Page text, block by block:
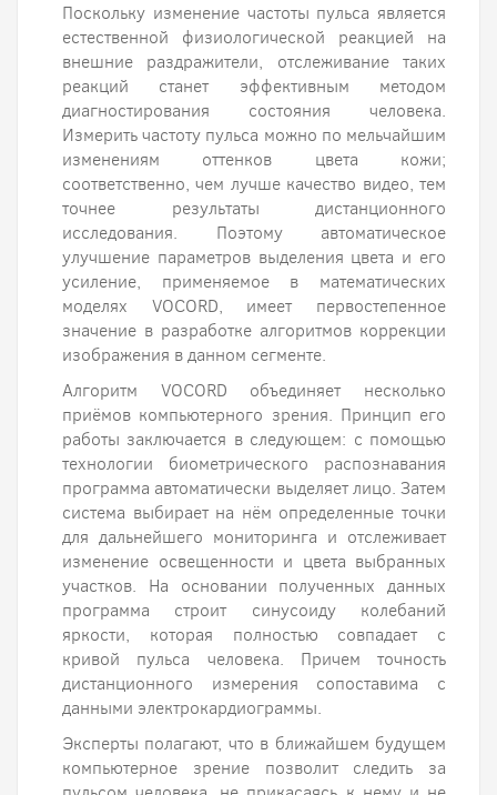
Поскольку изменение частоты пульса является
естественной физиологической реакцией на
внешние раздражители, отслеживание таких
реакций станет эффективным методом
диагностирования состояния человека.
Измерить частоту пульса можно по мельчайшим
изменениям оттенков цвета кожи;
соответственно, чем лучше качество видео, тем
точнее результаты дистанционного
исследования. Поэтому автоматическое
улучшение параметров выделения цвета и его
усиление, применяемое в математических
моделях VOCORD, имеет первостепенное
значение в разработке алгоритмов коррекции
изображения в данном сегменте.
Алгоритм VOCORD объединяет несколько
приёмов компьютерного зрения. Принцип его
работы заключается в следующем: с помощью
технологии биометрического распознавания
программа автоматически выделяет лицо. Затем
система выбирает на нём определенные точки
для дальнейшего мониторинга и отслеживает
изменение освещенности и цвета выбранных
участков. На основании полученных данных
программа строит синусоиду колебаний
яркости, которая полностью совпадает с
кривой пульса человека. Причем точность
дистанционного измерения сопоставима с
данными электрокардиограммы.
Эксперты полагают, что в ближайшем будущем
компьютерное зрение позволит следить за